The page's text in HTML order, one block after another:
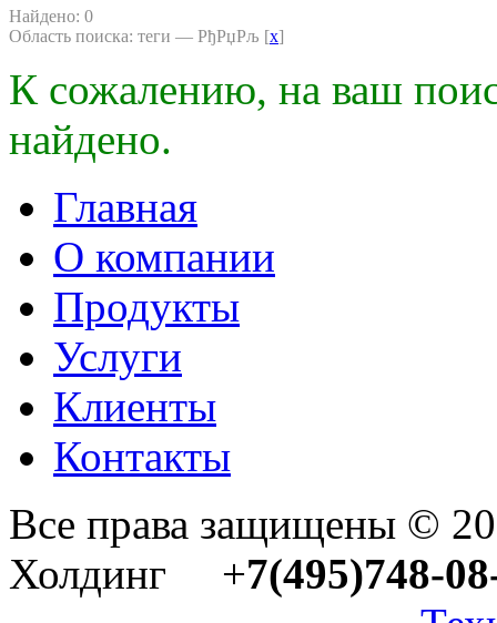
Найдено: 0
Область поиска: теги — РђРџРљ [x]
К сожалению, на ваш
найдено.
Главная
О компании
Продукты
Услуги
Клиенты
Контакты
Все права защищены ©
Холдинг +7(495)748-